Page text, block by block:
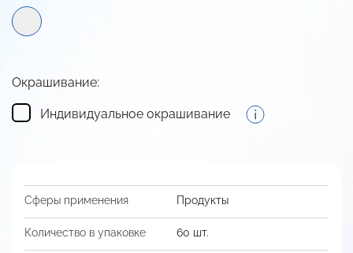
Сферы применения Продукты
Количество в упаковке 60 шт.
Окрашивание:
Индивидуальное окрашивание